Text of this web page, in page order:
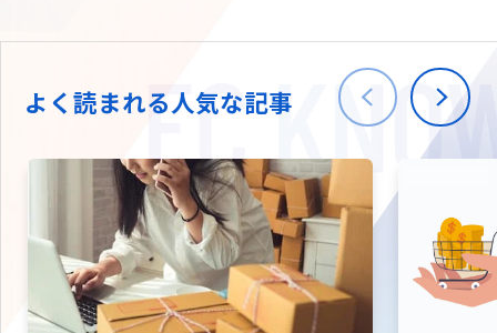
海外進出・現地
W2
拡張プラグイン一覧
会社情報
TW
よく読まれる人気な記事